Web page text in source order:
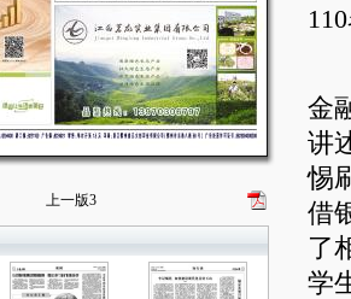
上一版3
金
讲
惕
借
了
学